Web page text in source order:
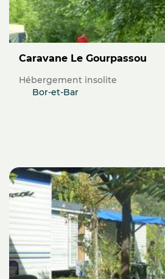
Caravane Le Gourpassou
Hébergement insolite
Bor-et-Bar